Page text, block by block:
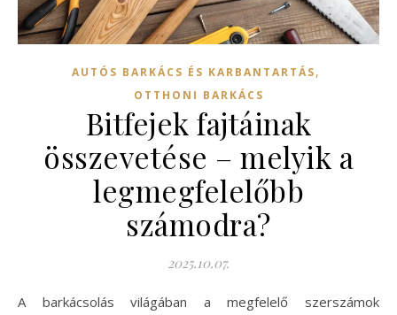
AUTÓS BARKÁCS ÉS KARBANTARTÁS,
OTTHONI BARKÁCS
Bitfejek fajtáinak
összevetése – melyik a
legmegfelelőbb
számodra?
2025.10.07.
A barkácsolás világában a megfelelő szerszámok